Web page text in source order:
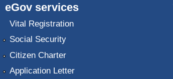
eGov services
Vital Registration
Social Security
Citizen Charter
Application Letter